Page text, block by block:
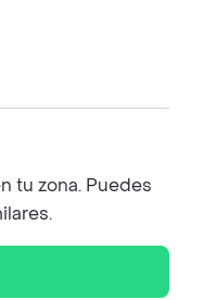
tu zona. Puedes